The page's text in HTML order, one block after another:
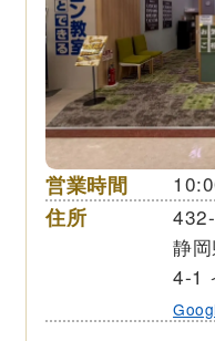
営業時間
住所
静
4-1